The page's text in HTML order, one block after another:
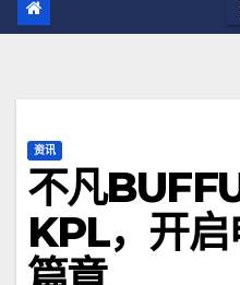
资讯
不凡
KPL，开启